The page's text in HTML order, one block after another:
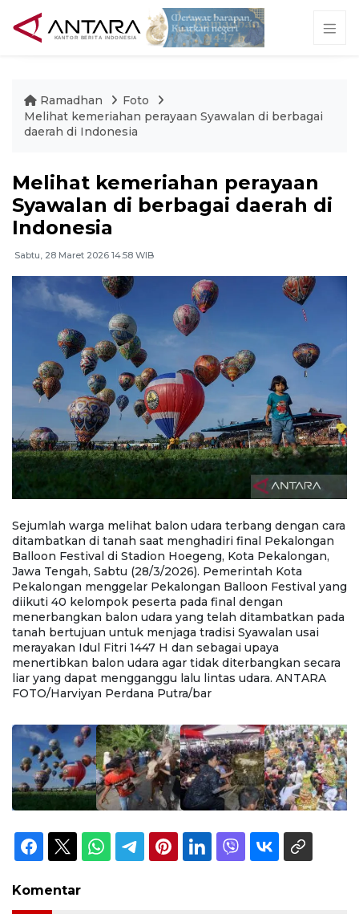
Ramadhan
Foto
Melihat kemeriahan perayaan Syawalan di berbagai
daerah di Indonesia
Melihat kemeriahan perayaan
Syawalan di berbagai daerah di
Indonesia
Sabtu, 28 Maret 2026 14:58 WIB
Sejumlah warga melihat balon udara terbang dengan cara
ditambatkan di tanah saat menghadiri final Pekalongan
Balloon Festival di Stadion Hoegeng, Kota Pekalongan,
Jawa Tengah, Sabtu (28/3/2026). Pemerintah Kota
Pekalongan menggelar Pekalongan Balloon Festival yang
diikuti 40 kelompok peserta pada final dengan
menerbangkan balon udara yang telah ditambatkan pada
tanah bertujuan untuk menjaga tradisi Syawalan usai
merayakan Idul Fitri 1447 H dan sebagai upaya
menertibkan balon udara agar tidak diterbangkan secara
liar yang dapat mengganggu lalu lintas udara. ANTARA
FOTO/Harviyan Perdana Putra/bar
Komentar